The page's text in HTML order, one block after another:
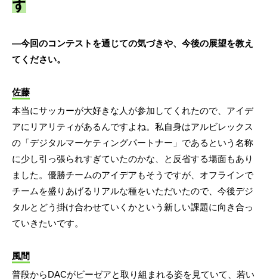
す
―今回のコンテストを通じての気づきや、今後の展望を教え
てください。
佐藤
本当にサッカーが大好きな人が参加してくれたので、アイデ
アにリアリティがあるんですよね。私自身はアルビレックス
の「デジタルマーケティングパートナー」であるという名称
に少し引っ張られすぎていたのかな、と反省する場面もあり
ました。優勝チームのアイデアもそうですが、オフラインで
チームを盛りあげるリアルな種をいただいたので、今後デジ
タルとどう掛け合わせていくかという新しい課題に向き合っ
ていきたいです。
風間
普段からDACがビーゼアと取り組まれる姿を見ていて、若い